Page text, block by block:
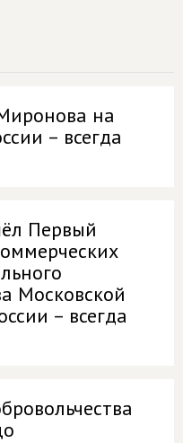
на
– всегда
Первый
Московской
– всегда